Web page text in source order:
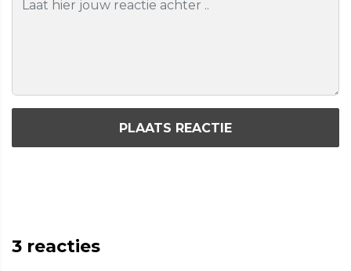
PLAATS REACTIE
3 reacties